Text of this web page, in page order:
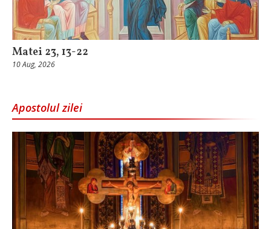
Matei 23, 13-22
10 Aug, 2026
Apostolul zilei